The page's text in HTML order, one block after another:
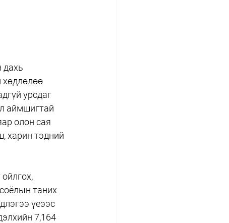
дахь
хөдлөлөө
урсдаг
аймшигтай
олон сая
харин тэдний
таних
үеээс
7,164